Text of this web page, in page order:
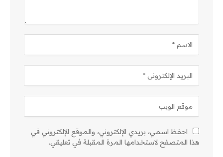
احفظ اسمي، بريدي الإلكتروني، والموقع الإلكتروني في
هذا المتصفح لاستخدامها المرة المقبلة في تعليقي.